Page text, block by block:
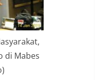
di Mabes